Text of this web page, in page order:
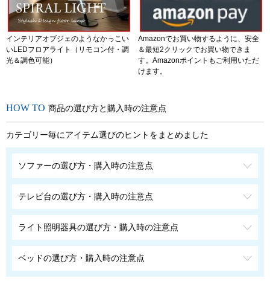
インテリアオブジェのようなかっこい
いLEDフロアライト（リモコン付・調
光＆調色可能）
Amazonでお買い物するように、安全
＆最短2クリックでお買い物できま
す。Amazonポイントもご利用いただ
けます。
商品の選び方と購入時の注意点
カテゴリー毎にアイテム選びのヒントをまとめました
ソファーの選び方・購入時の注意点
テレビ台の選び方・購入時の注意点
ライト照明器具の選び方・購入時の注意点
ベッドの選び方・購入時の注意点